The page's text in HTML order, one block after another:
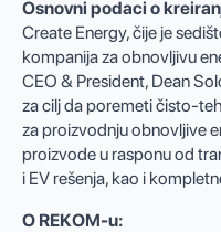
Osnovni podaci o
Create Energy, čije je
kompanija za obnovljivu
CEO & President, Dean
za cilj da poremeti čisto-
za proizvodnju obnovljive
proizvode u rasponu od
i EV rešenja, kao i
O REKOM-u: